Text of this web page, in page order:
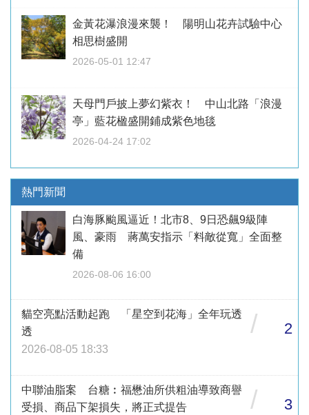
金黃花瀑浪漫來襲！ 陽明山花卉試驗中心
相思樹盛開
2026-05-01 12:47
天母門戶披上夢幻紫衣！ 中山北路「浪漫
亭」藍花楹盛開鋪成紫色地毯
2026-04-24 17:02
熱門新聞
白海豚颱風逼近！北市8、9日恐飆9級陣
風、豪雨 蔣萬安指示「料敵從寬」全面整
備
2026-08-06 16:00
貓空亮點活動起跑 「星空到花海」全年玩透
透
2026-08-05 18:33
/ 2
中聯油脂案 台糖︰福懋油所供粗油導致商譽
受損、商品下架損失，將正式提告
/ 3